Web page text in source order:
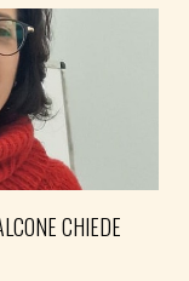
CHIEDE